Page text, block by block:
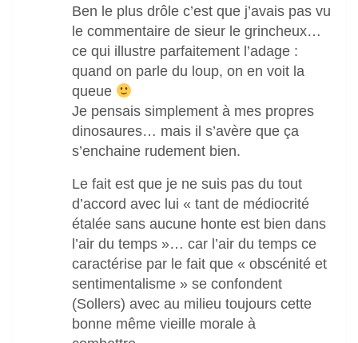
Ben le plus drôle c’est que j’avais pas vu
le commentaire de sieur le grincheux…
ce qui illustre parfaitement l’adage :
quand on parle du loup, on en voit la
queue
Je pensais simplement à mes propres
dinosaures… mais il s’avère que ça
s’enchaine rudement bien.
Le fait est que je ne suis pas du tout
d’accord avec lui « tant de médiocrité
étalée sans aucune honte est bien dans
l’air du temps »… car l’air du temps ce
caractérise par le fait que « obscénité et
sentimentalisme » se confondent
(Sollers) avec au milieu toujours cette
bonne même vieille morale à